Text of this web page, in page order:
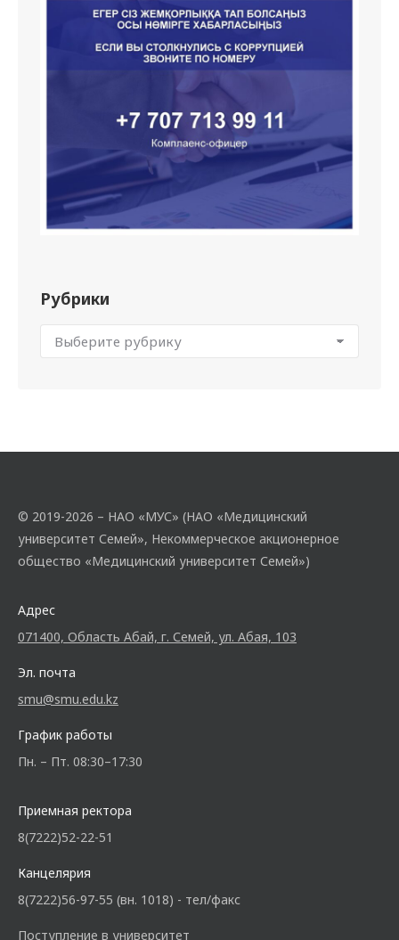
Рубрики
© 2019-2026 – НАО «МУС» (НАО «Медицинский
университет Семей», Некоммерческое акционерное
общество «Медицинский университет Семей»)
Адрес
071400, Область Абай, г. Семей, ул. Абая, 103
Эл. почта
smu@smu.edu.kz
График работы
Пн. – Пт. 08:30–17:30
Приемная ректора
8(7222)52-22-51
Канцелярия
8(7222)56-97-55 (вн. 1018) - тел/факс
Поступление в университет